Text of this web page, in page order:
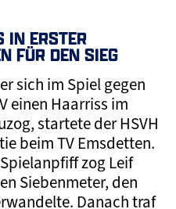
IN ERSTER
FÜR DEN SIEG
sich im Spiel gegen
einen Haarriss im
startete der HSVH
beim TV Emsdetten.
zog Leif
Siebenmeter, den
Danach traf